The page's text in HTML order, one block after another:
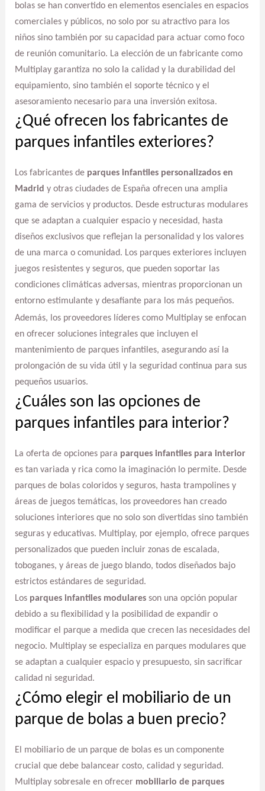
bolas se han convertido en elementos esenciales en espacios
comerciales y públicos, no solo por su atractivo para los
niños sino también por su capacidad para actuar como foco
de reunión comunitario. La elección de un fabricante como
Multiplay garantiza no solo la calidad y la durabilidad del
equipamiento, sino también el soporte técnico y el
asesoramiento necesario para una inversión exitosa.
¿Qué ofrecen los fabricantes de
parques infantiles exteriores?
Los fabricantes de parques infantiles personalizados en
Madrid y otras ciudades de España ofrecen una amplia
gama de servicios y productos. Desde estructuras modulares
que se adaptan a cualquier espacio y necesidad, hasta
diseños exclusivos que reflejan la personalidad y los valores
de una marca o comunidad. Los parques exteriores incluyen
juegos resistentes y seguros, que pueden soportar las
condiciones climáticas adversas, mientras proporcionan un
entorno estimulante y desafiante para los más pequeños.
Además, los proveedores líderes como Multiplay se enfocan
en ofrecer soluciones integrales que incluyen el
mantenimiento de parques infantiles, asegurando así la
prolongación de su vida útil y la seguridad continua para sus
pequeños usuarios.
¿Cuáles son las opciones de
parques infantiles para interior?
La oferta de opciones para parques infantiles para interior
es tan variada y rica como la imaginación lo permite. Desde
parques de bolas coloridos y seguros, hasta trampolines y
áreas de juegos temáticas, los proveedores han creado
soluciones interiores que no solo son divertidas sino también
seguras y educativas. Multiplay, por ejemplo, ofrece parques
personalizados que pueden incluir zonas de escalada,
toboganes, y áreas de juego blando, todos diseñados bajo
estrictos estándares de seguridad.
Los parques infantiles modularesson una opción popular
debido a su flexibilidad y la posibilidad de expandir o
modificar el parque a medida que crecen las necesidades del
negocio. Multiplay se especializa en parques modulares que
se adaptan a cualquier espacio y presupuesto, sin sacrificar
calidad ni seguridad.
¿Cómo elegir el mobiliario de un
parque de bolas a buen precio?
El mobiliario de un parque de bolas es un componente
crucial que debe balancear costo, calidad y seguridad.
Multiplay sobresale en ofrecer mobiliario de parques